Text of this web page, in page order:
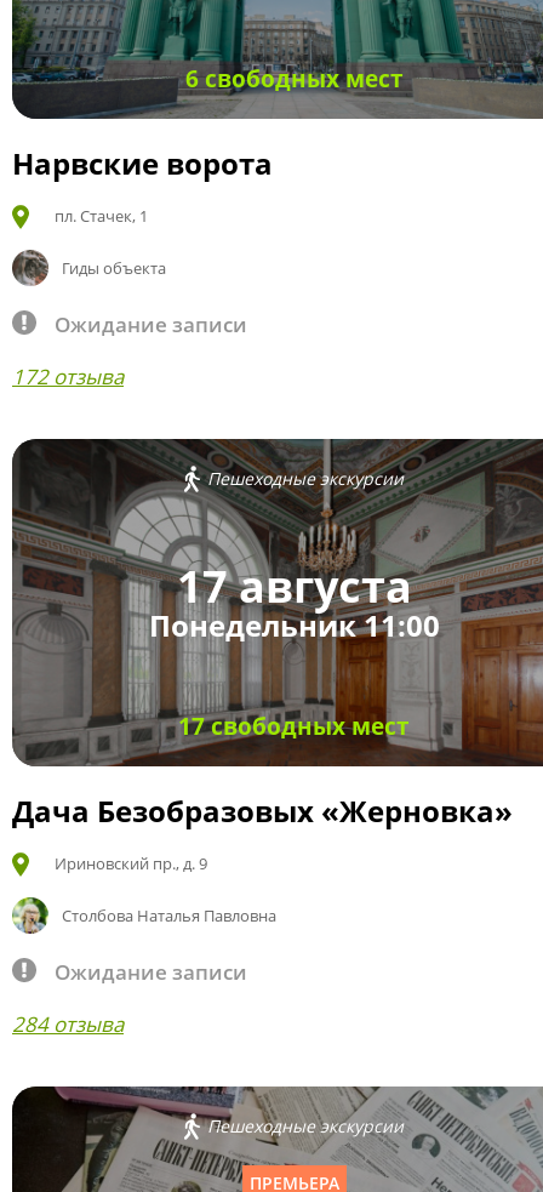
6 свободных мест
Нарвские ворота
пл. Стачек, 1
Гиды объекта
Ожидание записи
172 отзыва
Пешеходные экскурсии
17 августа
Понедельник 11:00
17 свободных мест
Дача Безобразовых «Жерновка»
Ириновский пр., д. 9
Столбова Наталья Павловна
Ожидание записи
284 отзыва
Пешеходные экскурсии
ПРЕМЬЕРА